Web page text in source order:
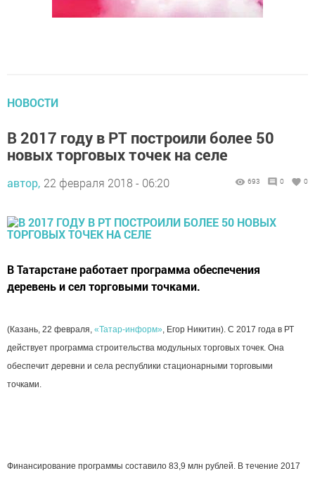
НОВОСТИ
В 2017 году в РТ построили более 50
новых торговых точек на селе
автор, 22 февраля 2018 - 06:20 693 0 0
В Татарстане работает программа обеспечения
деревень и сел торговыми точками.
(Казань, 22 февраля, «Татар-информ», Егор Никитин). С 2017 года в РТ
действует программа строительства модульных торговых точек. Она
обеспечит деревни и села республики стационарными торговыми
точками.
Финансирование программы составило 83,9 млн рублей. В течение 2017